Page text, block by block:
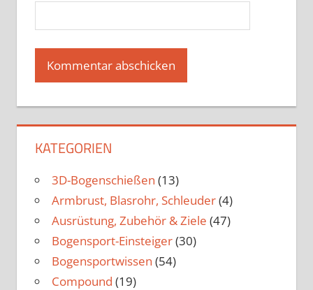
KATEGORIEN
3D-Bogenschießen (13)
Armbrust, Blasrohr, Schleuder(4)
Ausrüstung, Zubehör & Ziele (47)
Bogensport-Einsteiger(30)
Bogensportwissen (54)
Compound (19)